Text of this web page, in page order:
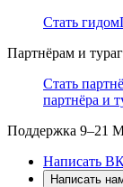
Стать гидом
Партнёрам и
Стать
партнёра и
Поддержка 9–21
Написать
Написать